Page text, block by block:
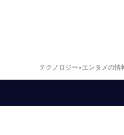
テクノロジー×エンタメの情